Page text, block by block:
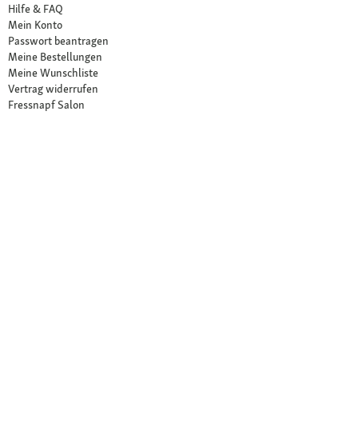
Hilfe & FAQ
Mein Konto
Passwort beantragen
Meine Bestellungen
Meine Wunschliste
Vertrag widerrufen
Fressnapf Salon